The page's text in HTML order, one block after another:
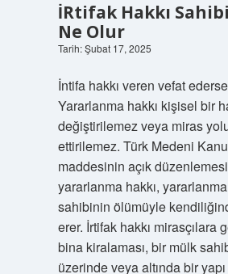
İRtifak Hakkı
Ne Olur
Tarih: Şubat 17, 2025
İntifa hakkı veren vefat
Yararlanma hakkı kişisel bir
değiştirilemez veya miras
ettirilemez. Türk Medeni
maddesinin açık
yararlanma hakkı, yararlanma
sahibinin ölümüyle
erer. İrtifak hakkı mirasçılara
bina kiralaması, bir mülk
üzerinde veya altında bir